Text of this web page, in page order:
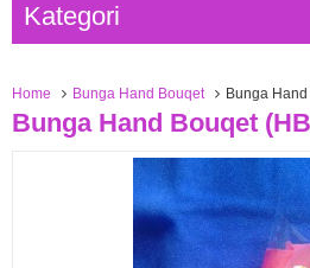
Kategori
Home Bunga Hand Bouqet Bunga
Bunga Hand Bouqet